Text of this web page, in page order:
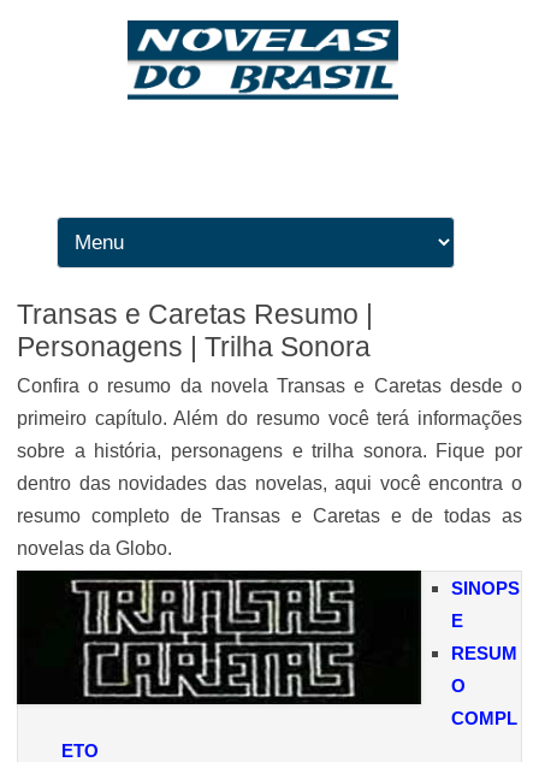
Transas e Caretas Resumo |
Personagens | Trilha Sonora
Confira o resumo da novela Transas e Caretas desde o
primeiro capítulo. Além do resumo você terá informações
sobre a história, personagens e trilha sonora. Fique por
dentro das novidades das novelas, aqui você encontra o
resumo completo de Transas e Caretas e de todas as
novelas da Globo.
SINOPS
E
RESUM
O
COMPL
ETO